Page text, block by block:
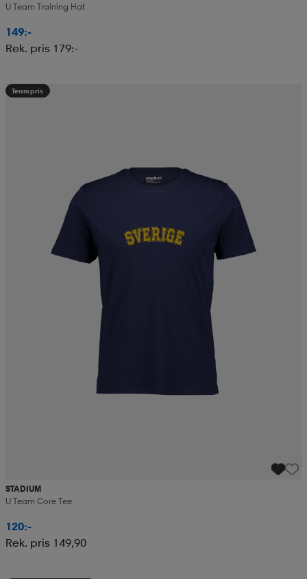
U Team Training Hat
149:-
Rek. pris 179:-
Teampris
STADIUM
U Team Core Tee
120:-
Rek. pris 149,90